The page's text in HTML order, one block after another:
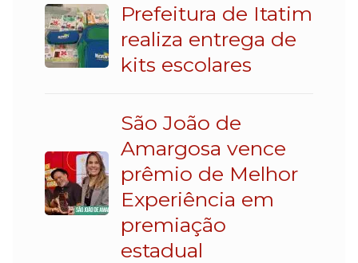
Prefeitura de Itatim
realiza entrega de
kits escolares
São João de
Amargosa vence
prêmio de Melhor
Experiência em
premiação
estadual